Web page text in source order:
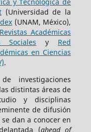
(Universidad de la
(UNAM, México),
Académicas
y Red
en Ciencias
.
investigaciones
distintas áreas de
y disciplinas
de difusión
dan a conocer en
(ahead of